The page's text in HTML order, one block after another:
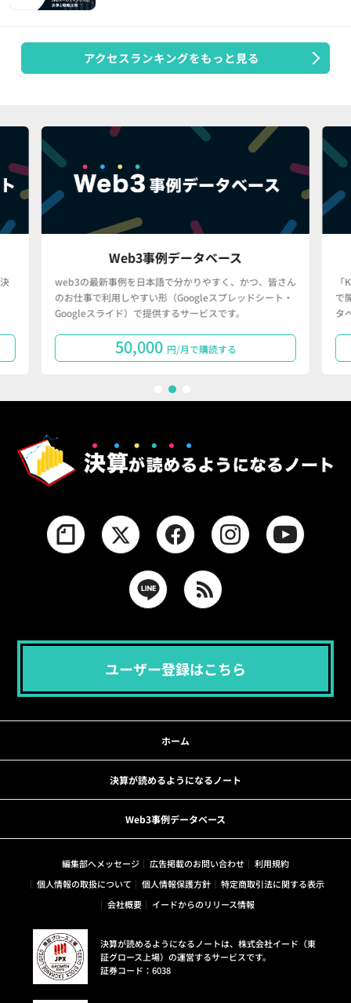
アクセスランキングをもっと見る
Web3事例データベース
web3の最新事例を日本語で分かりやすく、かつ、皆さん
のお仕事で利用しやすい形（Googleスプレッドシート・
Googleスライド）で提供するサービスです。
50,000 円/月で購読する
で
タ
ユーザー登録はこちら
ホーム
決算が読めるようになるノート
Web3事例データベース
編集部へメッセージ 広告掲載のお問い合わせ
利用規約
個人情報の取扱について
個人情報保護方針
特定商取引法に関する表示
会社概要
イードからのリリース情報
決算が読めるようになるノートは、株式会社イード（東
証グロース上場）の運営するサービスです。
証券コード：6038